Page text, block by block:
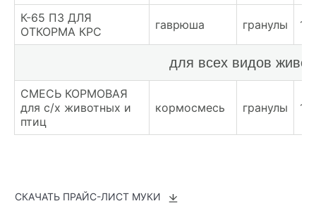
К-65 ПЗ ДЛЯ
ОТКОРМА КРС
гаврюша гранулы
для всех видов
СМЕСЬ КОРМОВАЯ
для с/х животных и
птиц
кормосмесь гранулы
СКАЧАТЬ ПРАЙС-ЛИСТ МУКИ